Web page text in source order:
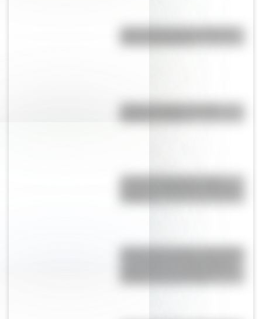
¿Qué países tienen soberanía
Partido del Siglo: ¿en qué
¿Cuál es la diferencia entre
Unidos?
Catedral de Chartres: la histórica
de altura al sur de París